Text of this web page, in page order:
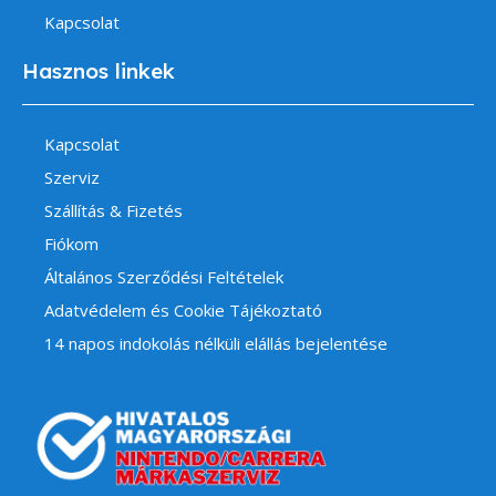
Kapcsolat
Hasznos linkek
Kapcsolat
Szerviz
Szállítás & Fizetés
Fiókom
Általános Szerződési Feltételek
Adatvédelem és Cookie Tájékoztató
14 napos indokolás nélküli elállás bejelentése